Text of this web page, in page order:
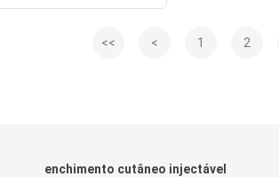
<< < 1 2
enchimento cutâneo injectável